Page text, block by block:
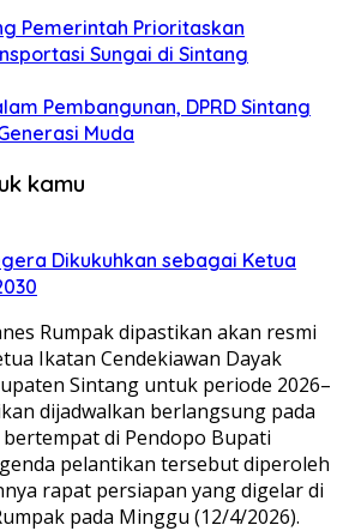
Pemerintah Prioritaskan
Sungai di Sintang
Pembangunan, DPRD Sintang
Muda
kamu
Dikukuhkan sebagai Ketua
Rumpak dipastikan akan resmi
Ikatan Cendekiawan Dayak
Sintang untuk periode 2026–
dijadwalkan berlangsung pada
bertempat di Pendopo Bupati
pelantikan tersebut diperoleh
rapat persiapan yang digelar di
pada Minggu (12/4/2026).